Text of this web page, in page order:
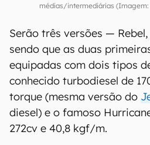
médias/intermediárias
Serão três versões —
sendo que as duas
equipadas com dois tipos
conhecido turbodiesel de
torque (mesma versão do
diesel) e o famoso
272cv e 40,8 kgf/m.